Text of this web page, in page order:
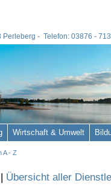
| Übersicht aller
Perleberg - Telefon: 03876 -
Wirtschaft & Umwelt
A - Z